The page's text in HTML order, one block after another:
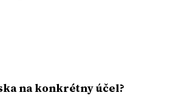
na konkrétny účel?